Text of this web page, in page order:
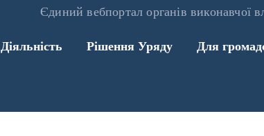
Єдиний вебпортал органів виконавчої
Діяльність Рішення Уряду Для